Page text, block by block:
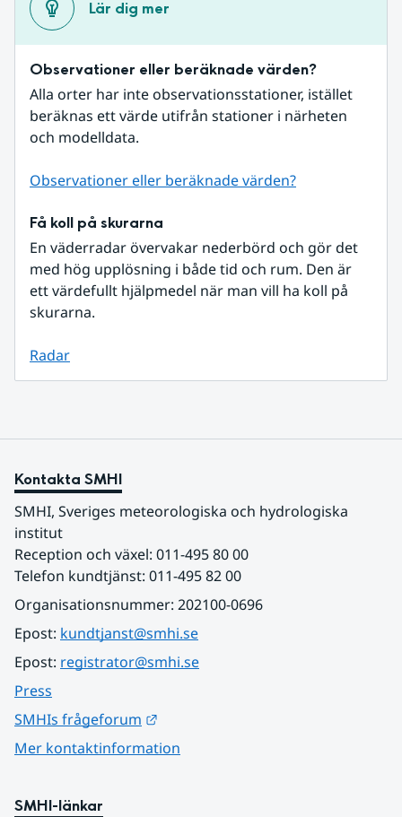
Lär dig mer
Observationer eller beräknade värden?
Alla orter har inte observationsstationer, istället
beräknas ett värde utifrån stationer i närheten
och modelldata.
Observationer eller beräknade värden?
Få koll på skurarna
En väderradar övervakar nederbörd och gör det
med hög upplösning i både tid och rum. Den är
ett värdefullt hjälpmedel när man vill ha koll på
skurarna.
Radar
Kontakta SMHI
SMHI, Sveriges meteorologiska och hydrologiska
institut
Reception och växel: 011-495 80 00
Telefon kundtjänst: 011-495 82 00
Organisationsnummer: 202100-0696
Epost: kundtjanst@smhi.se
Epost: registrator@smhi.se
Press
SMHIs frågeforum
Mer kontaktinformation
SMHI-länkar